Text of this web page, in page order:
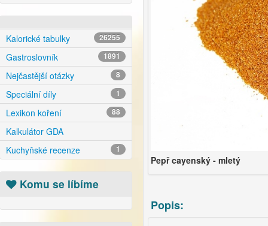
Kalorické tabulky 26255
Gastroslovník 1891
Nejčastější otázky 8
Speciální díly 1
Lexikon koření 88
Kalkulátor GDA
Kuchyňské recenze
1
Komu se líbíme
Pepř cayenský - mletý
Popis: